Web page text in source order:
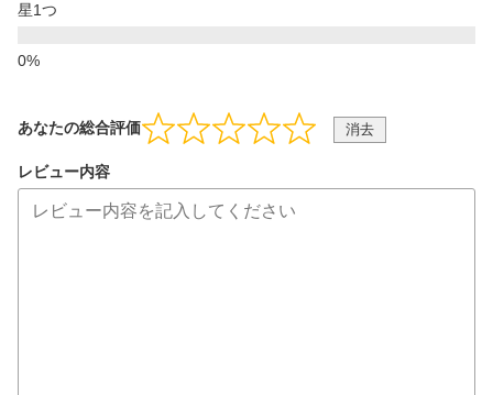
星1つ
あなたの総合評価 消去
レビュー内容